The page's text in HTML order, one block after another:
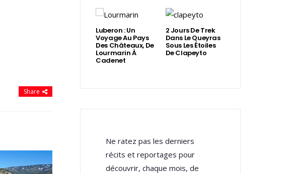
Share
Luberon : Un
Voyage Au Pays
Des Châteaux, De
Lourmarin À
Cadenet
2 Jours De Trek
Dans Le Queyras
Sous Les Étoiles
De Clapeyto
Ne ratez pas les derniers
récits et reportages pour
découvrir, chaque mois, de